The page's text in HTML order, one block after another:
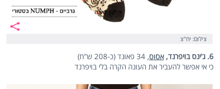
צילום: יח"צ
6. ג'ינס בויפרנד, אסוס, 34 פאונד (כ-208 ש"ח)
כי אי אפשר להעביר את העונה הקרה בלי בויפרנד